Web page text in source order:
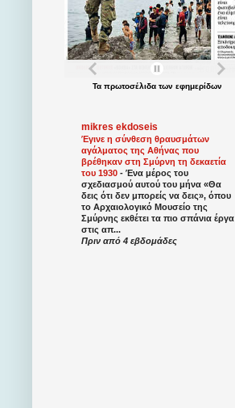
Τα πρωτοσέλιδατων εφημερίδων
mikres ekdoseis
Έγινε η σύνθεση θραυσμάτων
αγάλματος της Αθήνας που
βρέθηκαν στη Σμύρνη τη δεκαετία
του 1930 - Ένα μέρος του
σχεδιασμού αυτού του μήνα «Θα
δεις ότι δεν μπορείς να δεις», όπου
το Αρχαιολογικό Μουσείο της
Σμύρνης εκθέτει τα πιο σπάνια έργα
στις απ...
Πριν από 4 εβδομάδες